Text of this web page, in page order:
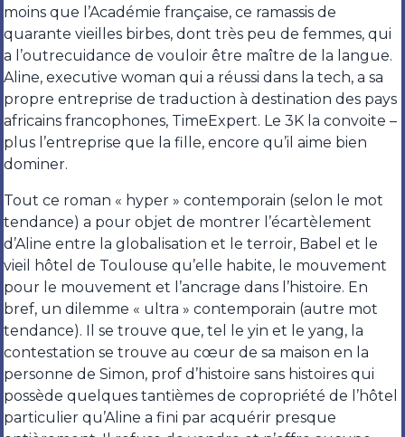
moins que l’Académie française, ce ramassis de
quarante vieilles birbes, dont très peu de femmes, qui
a l’outrecuidance de vouloir être maître de la langue.
Aline, executive woman qui a réussi dans la tech, a sa
propre entreprise de traduction à destination des pays
africains francophones, TimeExpert. Le 3K la convoite –
plus l’entreprise que la fille, encore qu’il aime bien
dominer.
Tout ce roman « hyper » contemporain (selon le mot
tendance) a pour objet de montrer l’écartèlement
d’Aline entre la globalisation et le terroir, Babel et le
vieil hôtel de Toulouse qu’elle habite, le mouvement
pour le mouvement et l’ancrage dans l’histoire. En
bref, un dilemme « ultra » contemporain (autre mot
tendance). Il se trouve que, tel le yin et le yang, la
contestation se trouve au cœur de sa maison en la
personne de Simon, prof d’histoire sans histoires qui
possède quelques tantièmes de copropriété de l’hôtel
particulier qu’Aline a fini par acquérir presque